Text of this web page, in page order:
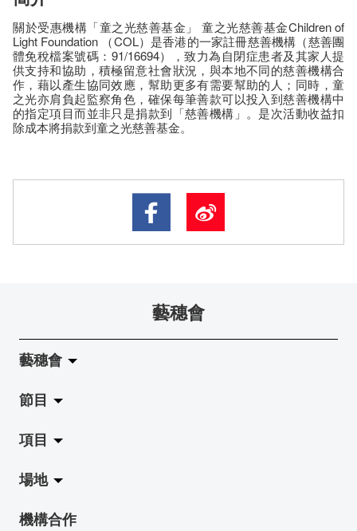
關於受惠機構「童之光慈善基金」 童之光慈善基金Children of
Light Foundation （COL）是香港的一家註冊慈善機構（慈善團
體免稅檔案號碼：91/16694），致力為自閉症患者及其家人提
供支持和協助，積極留意社會狀況，與本地不同的慈善機構合
作，藉以產生協同效應，幫助更多有需要幫助的人；同時，童
之光亦肩負起監察⻆色，確保每筆善款可以投入到慈善機構中
的指定項目而並非只是捐款到「慈善機構」。是次活動收益扣
除成本將捐款到童之光慈善基金。
藝穗會
藝穗會
關於藝穗會
藝穗會的演化
使命與宗旨
藝穗會架構
節目
拉闊
展覽
演出
項目
Jazz-Go-Central, Jazz-Go-Fringe
LPL
場地
陳麗玲畫廊
機構合作